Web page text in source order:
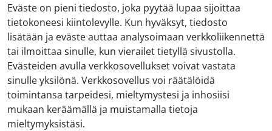
Eväste on pieni tiedosto, joka pyytää lupaa sijoittaa
tietokoneesi kiintolevylle. Kun hyväksyt, tiedosto
lisätään ja eväste auttaa analysoimaan verkkoliikennettä
tai ilmoittaa sinulle, kun vierailet tietyllä sivustolla.
Evästeiden avulla verkkosovellukset voivat vastata
sinulle yksilönä. Verkkosovellus voi räätälöidä
toimintansa tarpeidesi, mieltymystesi ja inhosiisi
mukaan keräämällä ja muistamalla tietoja
mieltymyksistäsi.